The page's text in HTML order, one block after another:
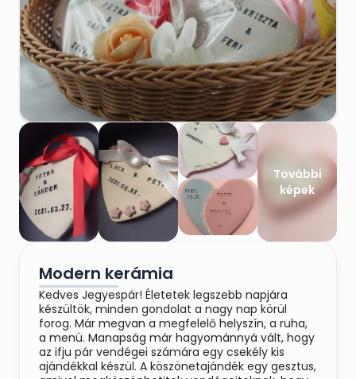
További
képek
Modern kerámia
Kedves Jegyespár! Életetek legszebb napjára
készültök, minden gondolat a nagy nap körül
forog. Már megvan a megfelelő helyszín, a ruha,
a menü. Manapság már hagyománnyá vált, hogy
az ifju pár vendégei számára egy csekély kis
ajándékkal készül. A köszönetajándék egy gesztus,